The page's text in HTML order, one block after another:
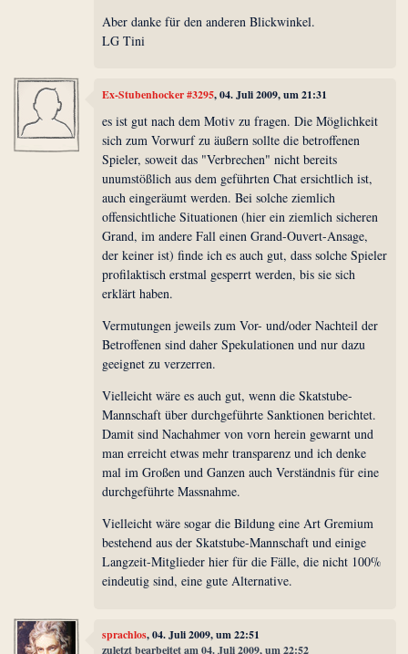
Aber danke für den anderen Blickwinkel.
LG Tini
Ex-Stubenhocker #3295, 04. Juli 2009, um 21:31
es ist gut nach dem Motiv zu fragen. Die Möglichkeit
sich zum Vorwurf zu äußern sollte die betroffenen
Spieler, soweit das "Verbrechen" nicht bereits
unumstößlich aus dem geführten Chat ersichtlich ist,
auch eingeräumt werden. Bei solche ziemlich
offensichtliche Situationen (hier ein ziemlich sicheren
Grand, im andere Fall einen Grand-Ouvert-Ansage,
der keiner ist) finde ich es auch gut, dass solche Spieler
profilaktisch erstmal gesperrt werden, bis sie sich
erklärt haben.
Vermutungen jeweils zum Vor- und/oder Nachteil der
Betroffenen sind daher Spekulationen und nur dazu
geeignet zu verzerren.
Vielleicht wäre es auch gut, wenn die Skatstube-
Mannschaft über durchgeführte Sanktionen berichtet.
Damit sind Nachahmer von vorn herein gewarnt und
man erreicht etwas mehr transparenz und ich denke
mal im Großen und Ganzen auch Verständnis für eine
durchgeführte Massnahme.
Vielleicht wäre sogar die Bildung eine Art Gremium
bestehend aus der Skatstube-Mannschaft und einige
Langzeit-Mitglieder hier für die Fälle, die nicht 100%
eindeutig sind, eine gute Alternative.
sprachlos, 04. Juli 2009, um 22:51
zuletzt bearbeitet am 04. Juli 2009, um 22:52